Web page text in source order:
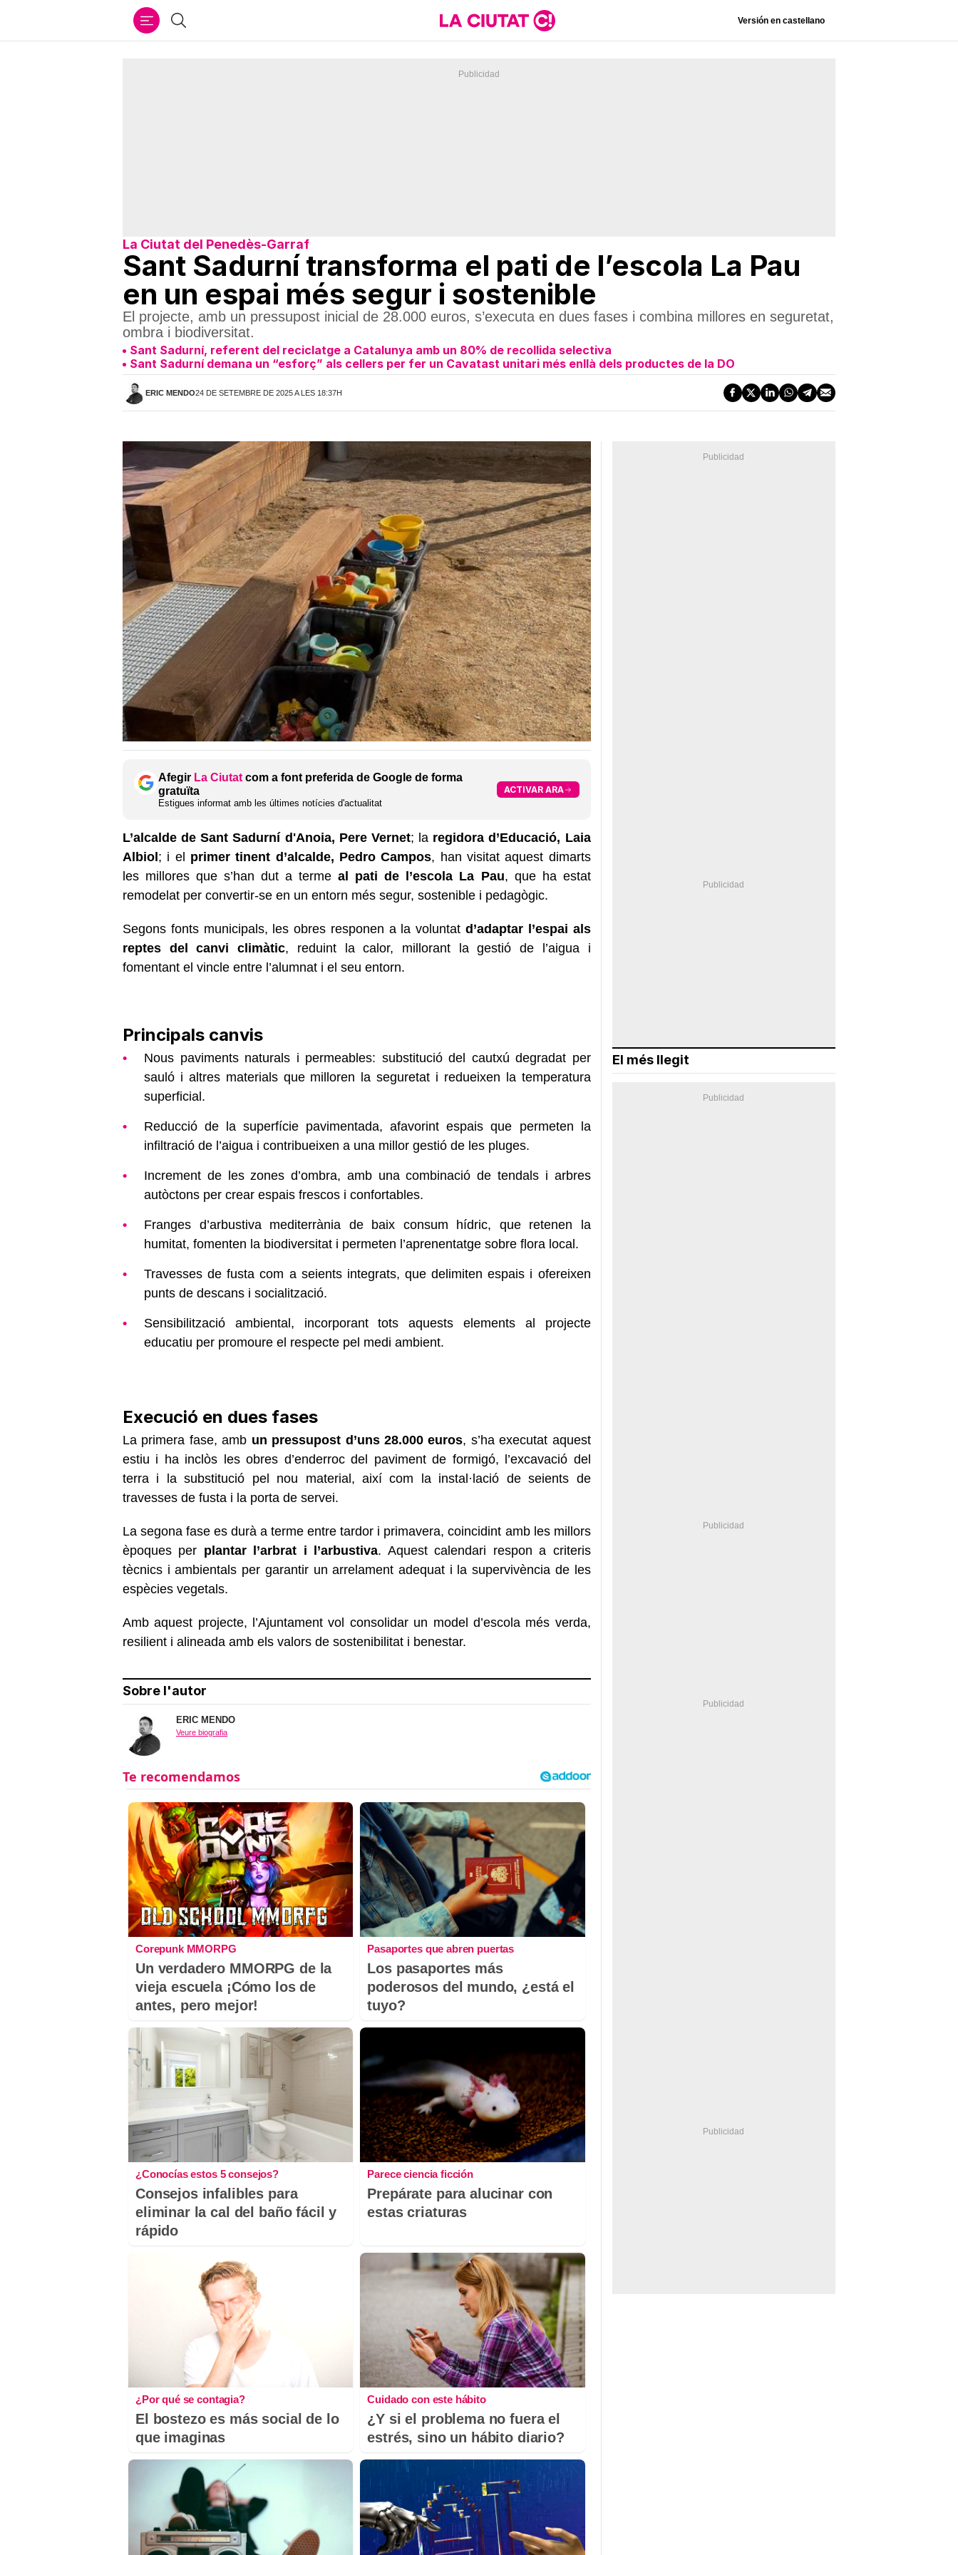
Cercar Versión en castellano
La Ciutat del Penedès-Garraf
Sant Sadurní transforma el pati de l’escola La Pau
en un espai més segur i sostenible
El projecte, amb un pressupost inicial de 28.000 euros, s’executa en dues fases i combina millores en seguretat,
ombra i biodiversitat.
Sant Sadurní, referent del reciclatge a Catalunya amb un 80% de recollida selectiva
Sant Sadurní demana un “esforç” als cellers per fer un Cavatast unitari més enllà dels productes de la DO
ERIC MENDO24 DE SETEMBRE DE 2025 A LES 18:37H
Afegir La Ciutat com a font preferida de Google de forma
gratuïta
Estigues informat amb les últimes notícies d'actualitat
ACTIVAR ARA
L’alcalde de Sant Sadurní d'Anoia, Pere Vernet; la regidora d’Educació, Laia
Albiol ; i el primer tinent d’alcalde, Pedro Campos, han visitat aquest dimarts
les millores que s’han dut a termeal pati de l’escola La Pau, que ha estat
remodelat per convertir-se en un entorn més segur, sostenible i pedagògic.
Segons fonts municipals, les obres responen a la voluntatd’adaptar l’espai als
reptes del canvi climàtic, reduint la calor, millorant la gestió de l’aigua i
fomentant el vincle entre l’alumnat i el seu entorn.
Principals canvis
Nous paviments naturals i permeables: substitució del cautxú degradat per
sauló i altres materials que milloren la seguretat i redueixen la temperatura
superficial.
Reducció de la superfície pavimentada, afavorint espais que permeten la
infiltració de l’aigua i contribueixen a una millor gestió de les pluges.
Increment de les zones d’ombra, amb una combinació de tendals i arbres
autòctons per crear espais frescos i confortables.
Franges d’arbustiva mediterrània de baix consum hídric, que retenen la
humitat, fomenten la biodiversitat i permeten l’aprenentatge sobre flora local.
Travesses de fusta com a seients integrats, que delimiten espais i ofereixen
punts de descans i socialització.
Sensibilització ambiental, incorporant tots aquests elements al projecte
educatiu per promoure el respecte pel medi ambient.
Execució en dues fases
La primera fase, amb un pressupost d’uns 28.000 euros, s’ha executat aquest
estiu i ha inclòs les obres d’enderroc del paviment de formigó, l’excavació del
terra i la substitució pel nou material, així com la instal·lació de seients de
travesses de fusta i la porta de servei.
La segona fase es durà a terme entre tardor i primavera, coincidint amb les millors
èpoques per plantar l’arbrat i l’arbustiva. Aquest calendari respon a criteris
tècnics i ambientals per garantir un arrelament adequat i la supervivència de les
espècies vegetals.
Amb aquest projecte, l’Ajuntament vol consolidar un model d’escola més verda,
resilient i alineada amb els valors de sostenibilitat i benestar.
Sobre l'autor
ERIC MENDO
Veure biografia
Corepunk MMORPG
Un verdadero MMORPG de la
vieja escuela ¡Cómo los de
antes, pero mejor!
Pasaportes que abren puertas
Los pasaportes más
poderosos del mundo, ¿está el
tuyo?
¿Conocías estos 5 consejos?
Consejos infalibles para
eliminar la cal del baño fácil y
rápido
Parece ciencia ficción
Prepárate para alucinar con
estas criaturas
¿Por qué se contagia?
El bostezo es más social de lo
que imaginas
Cuidado con este hábito
¿Y si el problema no fuera el
estrés, sino un hábito diario?
El més llegit